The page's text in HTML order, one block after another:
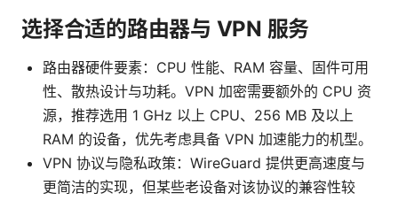
选择合适的路由器与 VPN 服务
路由器硬件要素：CPU 性能、RAM 容量、固件可用
性、散热设计与功耗。VPN 加密需要额外的 CPU 资
源，推荐选用 1 GHz 以上 CPU、256 MB 及以上
RAM 的设备，优先考虑具备 VPN 加速能力的机型。
VPN 协议与隐私政策：WireGuard 提供更高速度与
更简洁的实现，但某些老设备对该协议的兼容性较